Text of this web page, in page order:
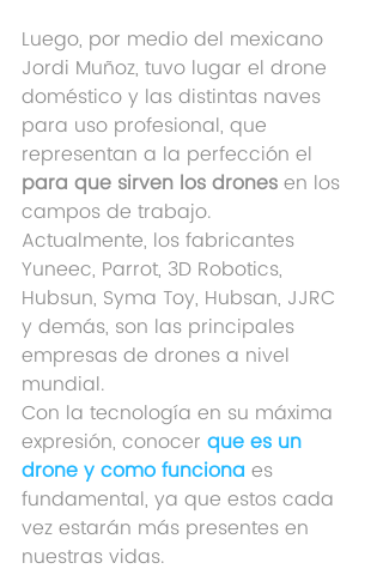
Luego, por medio del mexicano
Jordi Muñoz, tuvo lugar el drone
doméstico y las distintas naves
para uso profesional, que
representan a la perfección el
para que sirven los drones en los
campos de trabajo.
Actualmente, los fabricantes
Yuneec, Parrot, 3D Robotics,
Hubsun, Syma Toy, Hubsan, JJRC
y demás, son las principales
empresas de drones a nivel
mundial.
Con la tecnología en su máxima
expresión, conocer que es un
drone y como funciona es
fundamental, ya que estos cada
vez estarán más presentes en
nuestras vidas.